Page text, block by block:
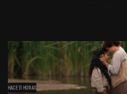
HACE 11 HORAS